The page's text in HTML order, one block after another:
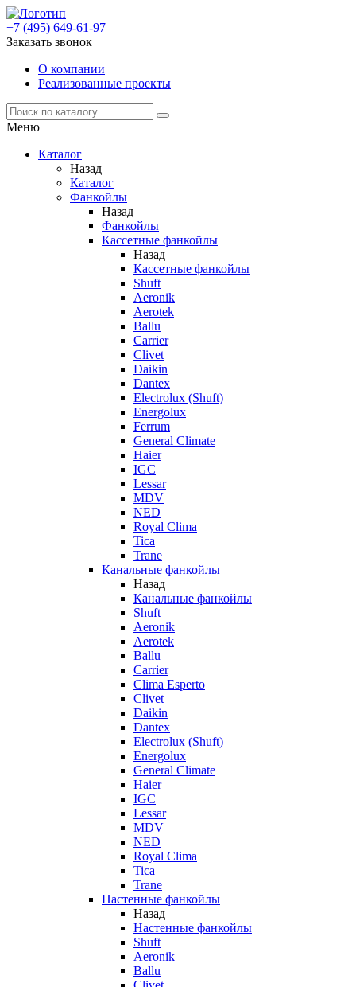
+7 (495) 649-61-97
Заказать звонок
О компании
Реализованные проекты
Меню
Каталог
Назад
Каталог
Фанкойлы
Назад
Фанкойлы
Кассетные фанкойлы
Назад
Кассетные фанкойлы
Shuft
Aeronik
Aerotek
Ballu
Carrier
Clivet
Daikin
Dantex
Electrolux (Shuft)
Energolux
Ferrum
General Climate
Haier
IGC
Lessar
MDV
NED
Royal Clima
Tica
Trane
Канальные фанкойлы
Назад
Канальные фанкойлы
Shuft
Aeronik
Aerotek
Ballu
Carrier
Clima Esperto
Clivet
Daikin
Dantex
Electrolux (Shuft)
Energolux
General Climate
Haier
IGC
Lessar
MDV
NED
Royal Clima
Tica
Trane
Настенные фанкойлы
Назад
Настенные фанкойлы
Shuft
Aeronik
Ballu